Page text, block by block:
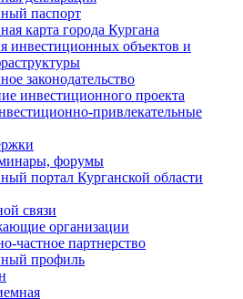
паспорт
карта города Кургана
инвестиционных объектов и
законодательство
инвестиционного проекта
привлекательные
форумы
портал Курганской области
связи
организации
частное партнерство
профиль